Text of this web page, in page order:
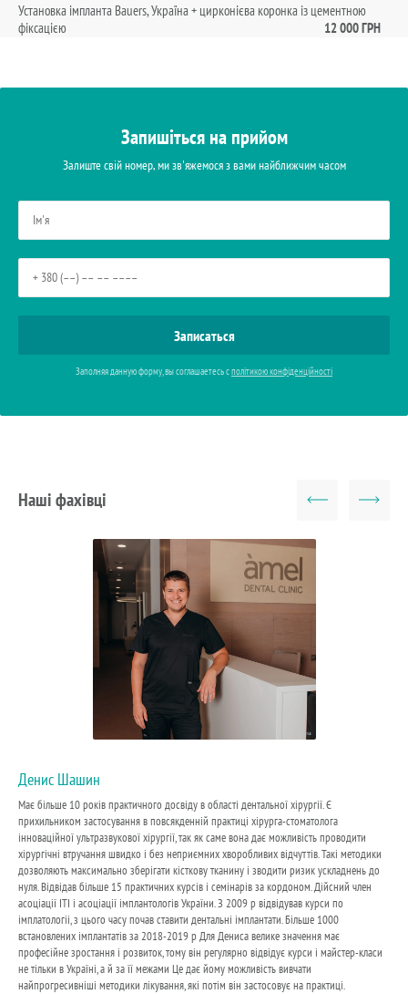
Установка імпланта Bauers, Україна + цирконієва коронка із цементною
фіксацією
12 000 ГРН
Запишіться на прийом
Залиште свій номер, ми зв'яжемося з вами найближчим часом
Заполняя данную форму, вы соглашаетесь сполітикою конфіденційності
Наші фахівці
Денис Шашин
Має більше 10 років практичного досвіду в області дентальної хірургії. Є
прихильником застосування в повсякденній практиці хірурга-стоматолога
інноваційної ультразвукової хірургії, так як саме вона дає можливість проводити
хірургічні втручання швидко і без неприємних хворобливих відчуттів. Такі методики
дозволяють максимально зберігати кісткову тканину і зводити ризик ускладнень до
нуля. Відвідав більше 15 практичних курсів і семінарів за кордоном. Дійсний член
асоціації ITI і асоціації імплантологів України. З 2009 р відвідував курси по
імплатологіі, з цього часу почав ставити дентальні імплантати. Більше 1000
встановлених імплантатів за 2018-2019 р Для Дениса велике значення має
професійне зростання і розвиток, тому він регулярно відвідує курси і майстер-класи
не тільки в Україні, а й за її межами Це дає йому можливість вивчати
найпрогресивніші методики лікування, які потім він застосовує на практиці.